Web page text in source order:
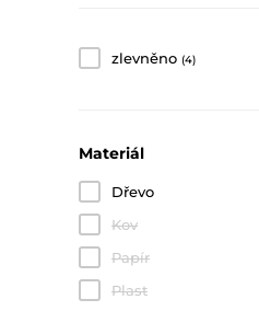
zlevněno (4)
Materiál
Dřevo
Kov
Papír
Plast